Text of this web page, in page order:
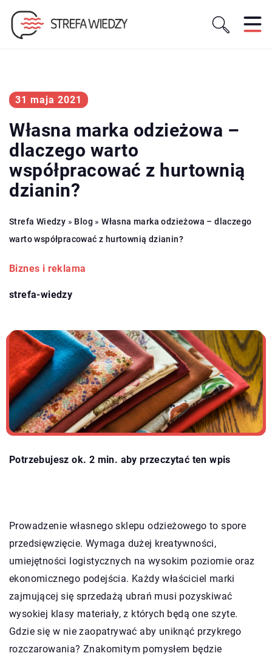
31 maja 2021
Własna marka odzieżowa –
dlaczego warto
współpracować z hurtownią
dzianin?
Strefa Wiedzy » Blog »Własna marka odzieżowa – dlaczego
warto współpracować z hurtownią dzianin?
Biznes i reklama
strefa-wiedzy
Potrzebujesz ok. 2 min. aby przeczytać ten wpis
Prowadzenie własnego sklepu odzieżowego to spore
przedsięwzięcie. Wymaga dużej kreatywności,
umiejętności logistycznych na wysokim poziomie oraz
ekonomicznego podejścia. Każdy właściciel marki
zajmującej się sprzedażą ubrań musi pozyskiwać
wysokiej klasy materiały, z których będą one szyte.
Gdzie się w nie zaopatrywać aby uniknąć przykrego
rozczarowania? Znakomitym pomysłem będzie